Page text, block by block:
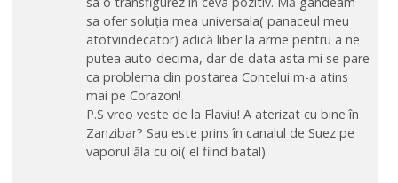
sa ofer soluția mea universala( panaceul meu
atotvindecator) adică liber la arme pentru a ne
putea auto-decima, dar de data asta mi se pare
ca problema din postarea Contelui m-a atins
mai pe Corazon!
P.S vreo veste de la Flaviu! A aterizat cu bine în
Zanzibar? Sau este prins în canalul de Suez pe
vaporul ăla cu oi( el fiind batal)